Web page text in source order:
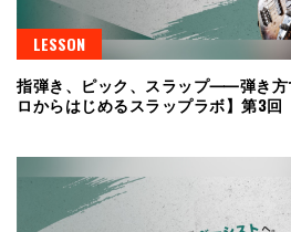
LESSON
指弾き、ピック、スラップ⸺弾き方
ロからはじめるスラップラボ】第3回